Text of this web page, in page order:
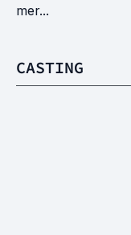
mer...
CASTING